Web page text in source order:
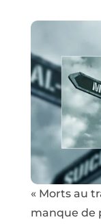
« Morts au
manque de